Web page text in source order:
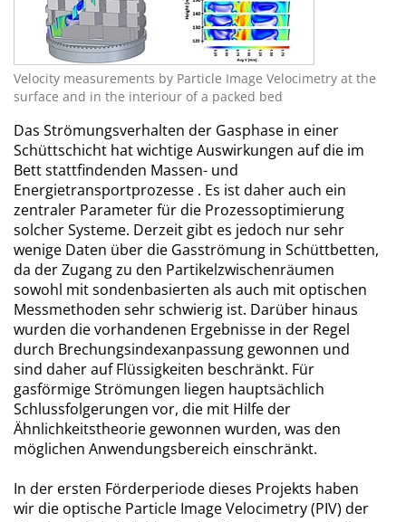
Velocity measurements by Particle Image Velocimetry at the
surface and in the interiour of a packed bed
Das Strömungsverhalten der Gasphase in einer
Schüttschicht hat wichtige Auswirkungen auf die im
Bett stattfindenden Massen- und
Energietransportprozesse . Es ist daher auch ein
zentraler Parameter für die Prozessoptimierung
solcher Systeme. Derzeit gibt es jedoch nur sehr
wenige Daten über die Gasströmung in Schüttbetten,
da der Zugang zu den Partikelzwischenräumen
sowohl mit sondenbasierten als auch mit optischen
Messmethoden sehr schwierig ist. Darüber hinaus
wurden die vorhandenen Ergebnisse in der Regel
durch Brechungsindexanpassung gewonnen und
sind daher auf Flüssigkeiten beschränkt. Für
gasförmige Strömungen liegen hauptsächlich
Schlussfolgerungen vor, die mit Hilfe der
Ähnlichkeitstheorie gewonnen wurden, was den
möglichen Anwendungsbereich einschränkt.
In der ersten Förderperiode dieses Projekts haben
wir die optische Particle Image Velocimetry (PIV) der